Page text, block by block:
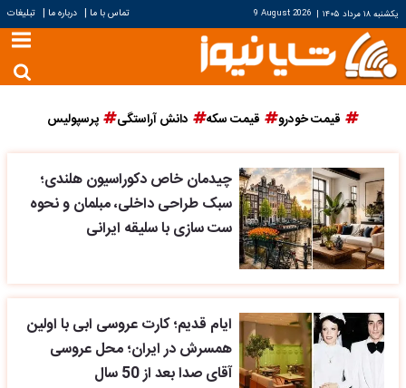
یکشنبه ۱۸ مرداد ۱۴۰۵ |
9 August 2026 تماس با ما | درباره ما | تبلیغات
قیمت خودرو قیمت سکه دانش آراستگی پرسپولیس
چیدمان خاص دکوراسیون هلندی؛
سبک طراحی داخلی، مبلمان و نحوه
ست سازی با سلیقه ایرانی
ایام قدیم؛ کارت عروسی ابی با اولین
همسرش در ایران؛ محل عروسی
آقای صدا بعد از 50 سال